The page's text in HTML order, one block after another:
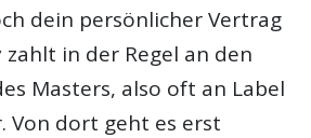
dein persönlicher Vertrag
zahlt in der Regel an den
Masters, also oft an Label
Von dort geht es erst